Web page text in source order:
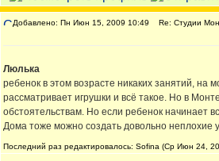
Добавлено: Пн Июн 15, 2009 10:49 Re: Студии
Люлька
ребенок в этом возрасте никаких занятий, на
рассматривает игрушки и всё такое. Но в
обстоятельствам. Но если ребенок начинает
Дома тоже можно создать довольно неплохие
Последний раз редактировалось: Sofina (Ср Июн 24,